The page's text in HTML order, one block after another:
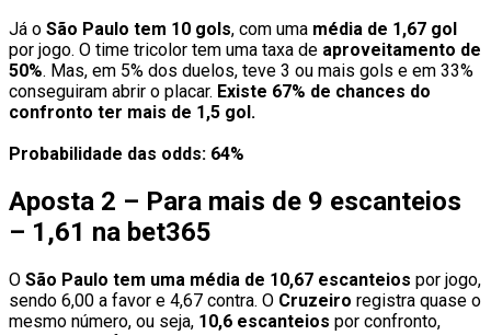
Já o São Paulo tem 10 gols, com uma média de 1,67 gol
por jogo. O time tricolor tem uma taxa de aproveitamento de
50%. Mas, em 5% dos duelos, teve 3 ou mais gols e em 33%
conseguiram abrir o placar. Existe 67% de chances do
confronto ter mais de 1,5 gol.
Probabilidade das odds: 64%
Aposta 2 – Para mais de 9 escanteios
– 1,61 na bet365
O São Paulo tem uma média de 10,67 escanteios por jogo,
sendo 6,00 a favor e 4,67 contra. O Cruzeiro registra quase o
mesmo número, ou seja, 10,6 escanteios por confronto,